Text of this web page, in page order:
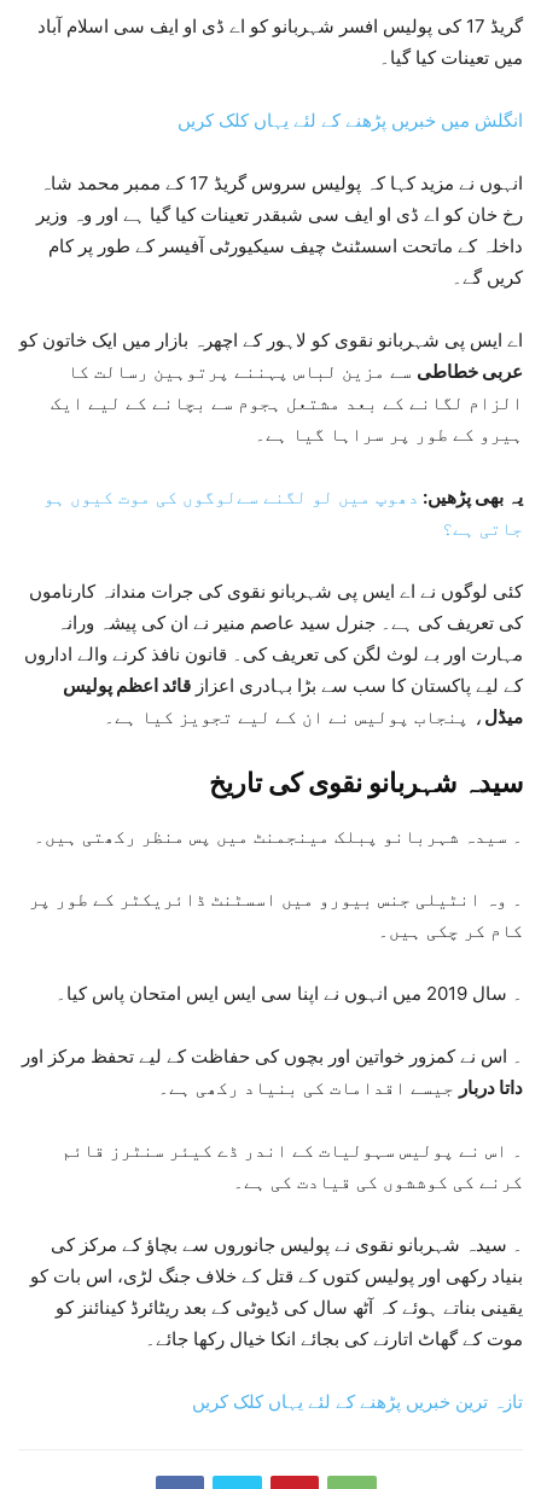
گریڈ 17 کی پولیس افسر شہربانو کو اے ڈی او ایف سی اسلام آباد
میں تعینات کیا گیا۔
انگلش میں خبریں پڑھنے کے لئے یہاں کلک کریں
انہوں نے مزید کہا کہ پولیس سروس گریڈ 17 کے ممبر محمد شاہ
رخ خان کو اے ڈی او ایف سی شبقدر تعینات کیا گیا ہے اور وہ وزیر
داخلہ کے ماتحت اسسٹنٹ چیف سیکیورٹی آفیسر کے طور پر کام
کریں گے۔
اے ایس پی شہربانو نقوی کو لاہور کے اچھرہ بازار میں ایک خاتون کو
عربی خطاطی سے مزین لباس پہننے پرتوہین رسالت کا
الزام لگانے کے بعد مشتعل ہجوم سے بچانے کے لیے ایک
ہیرو کے طور پر سراہا گیا ہے۔
یہ بھی پڑھیں: دھوپ میں لو لگنے سےلوگوں کی موت کیوں ہو
جاتی ہے؟
کئی لوگوں نے اے ایس پی شہربانو نقوی کی جرات مندانہ کارناموں
کی تعریف کی ہے۔ جنرل سید عاصم منیر نے ان کی پیشہ ورانہ
مہارت اور بے لوث لگن کی تعریف کی۔ قانون نافذ کرنے والے اداروں
کے لیے پاکستان کا سب سے بڑا بہادری اعزاز قائد اعظم پولیس
میڈل ، پنجاب پولیس نے ان کے لیے تجویز کیا ہے۔
سیدہ شہربانو نقوی کی تاریخ
۔ سیدہ شہربانو پبلک مینجمنٹ میں پس منظر رکھتی ہیں۔
۔ وہ انٹیلی جنس بیورو میں اسسٹنٹ ڈائریکٹر کے طور پر
کام کر چکی ہیں۔
۔ سال 2019 میں انہوں نے اپنا سی ایس ایس امتحان پاس کیا۔
۔ اس نے کمزور خواتین اور بچوں کی حفاظت کے لیے تحفظ مرکز اور
داتا دربار جیسے اقدامات کی بنیاد رکھی ہے۔
۔ اس نے پولیس سہولیات کے اندر ڈے کیئر سنٹرز قائم
کرنے کی کوششوں کی قیادت کی ہے۔
۔ سیدہ شہربانو نقوی نے پولیس جانوروں سے بچاؤ کے مرکز کی
بنیاد رکھی اور پولیس کتوں کے قتل کے خلاف جنگ لڑی، اس بات کو
یقینی بناتے ہوئے کہ آٹھ سال کی ڈیوٹی کے بعد ریٹائرڈ کینائنز کو
موت کے گھاٹ اتارنے کی بجائے انکا خیال رکھا جائے۔
تازہ ترین خبریں پڑھنے کے لئے یہاں کلک کریں